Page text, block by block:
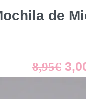
de
8,95€ El